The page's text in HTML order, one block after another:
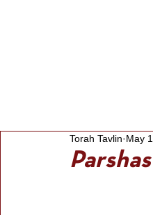
Torah Tavlin May